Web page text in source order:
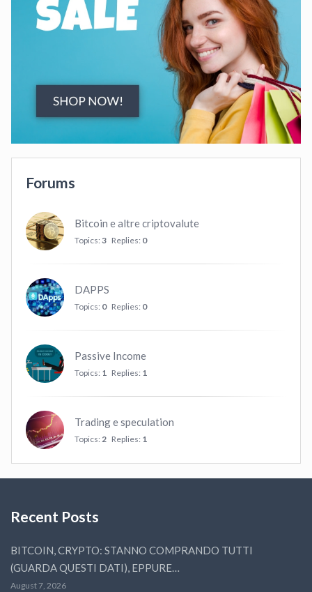
Forums
Bitcoin e altre criptovalute
Topics: 3 Replies: 0
DAPPS
Topics: 0 Replies: 0
Passive Income
Topics: 1 Replies: 1
Trading e speculation
Topics: 2 Replies: 1
Recent Posts
BITCOIN, CRYPTO: STANNO COMPRANDO TUTTI
(GUARDA QUESTI DATI), EPPURE…
August 7, 2026